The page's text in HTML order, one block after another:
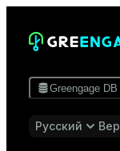
Greengage DB
Русский